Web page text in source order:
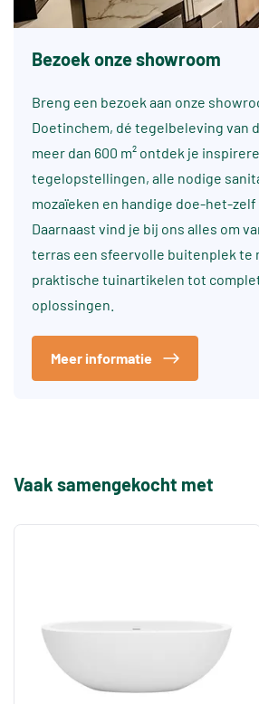
Bezoek onze showroom
Breng een bezoek aan onze
Doetinchem, dé tegelbeleving van
meer dan 600 m² ontdek je
tegelopstellingen, alle nodige
mozaïeken en handige doe-het-zelf
Daarnaast vind je bij ons alles om
terras een sfeervolle buitenplek te
praktische tuinartikelen tot
oplossingen.
Meer informatie
Vaak samengekocht met